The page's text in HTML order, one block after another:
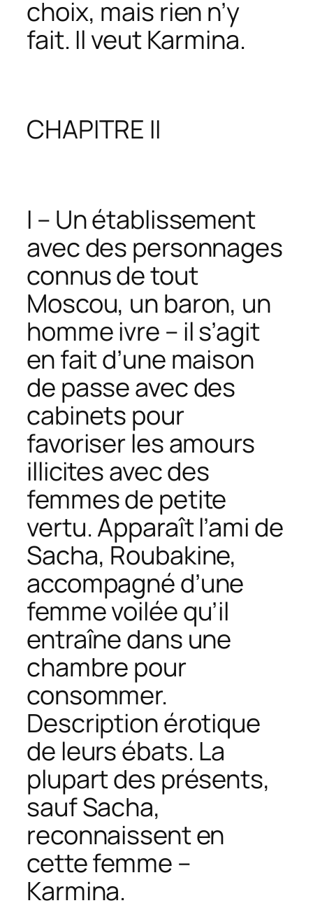
choix, mais rien n’y
fait. Il veut Karmina.
CHAPITRE II
I – Un établissement
avec des personnages
connus de tout
Moscou, un baron, un
homme ivre – il s’agit
en fait d’une maison
de passe avec des
cabinets pour
favoriser les amours
illicites avec des
femmes de petite
vertu. Apparaît l’ami de
Sacha, Roubakine,
accompagné d’une
femme voilée qu’il
entraîne dans une
chambre pour
consommer.
Description érotique
de leurs ébats. La
plupart des présents,
sauf Sacha,
reconnaissent en
cette femme –
Karmina.